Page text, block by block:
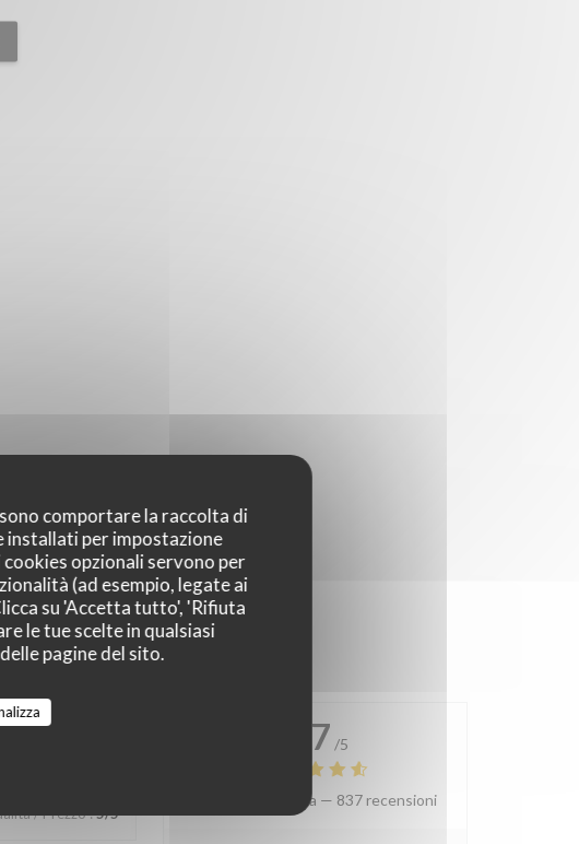
comportare la raccolta di
installati per impostazione
opzionali servono per
(ad esempio, legate ai
su 'Accetta tutto', 'Rifiuta
le tue scelte in qualsiasi
pagine del sito.
/ Prezzo:5/5
4.7 /5
Valutazione media — 837 recensioni